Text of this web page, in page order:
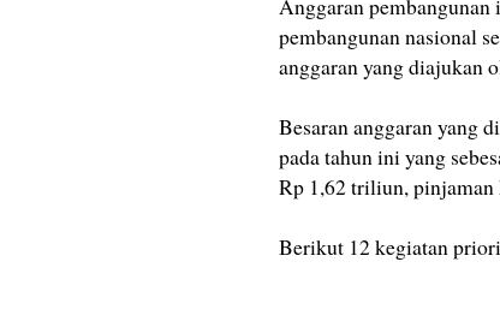
Anggaran
pembangunan nasional
anggaran yang diajukan
Besaran anggaran yang
pada tahun ini yang
Rp 1,62 triliun,
Berikut 12 kegiatan